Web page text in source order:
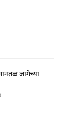
जागेच्या